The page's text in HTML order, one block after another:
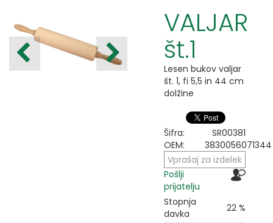
VALJAR
št.1
Lesen bukov valjar
št. 1, fi 5,5 in 44 cm
dolžine
Šifra:
SR00381
OEM:
3830056071344
Vprašaj za izdelek
Pošlji
prijatelju
Stopnja
davka
22 %